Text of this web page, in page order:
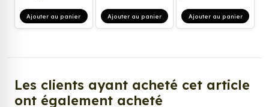
Ajouter au panier Ajouter au panier Ajouter au panier
Les clients ayant acheté cet article
ont également acheté